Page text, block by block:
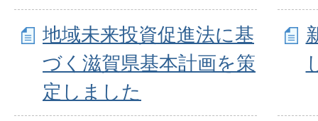
地域未来投資促進法に基
づく滋賀県基本計画を策
定しました